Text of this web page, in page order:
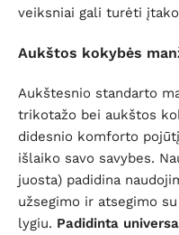
veiksniai gali turėti
Aukštos kokybės
Aukštesnio standarto
trikotažo bei aukštos
didesnio komforto
išlaiko savo savybes.
juosta) padidina
užsegimo ir atsegimo
lygiu. Padidinta